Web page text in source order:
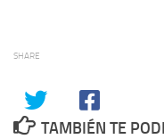
SHARE
TAMBIÉN TE